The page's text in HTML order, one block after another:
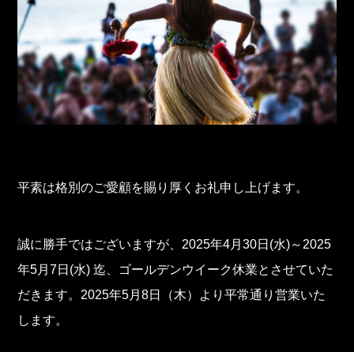
平素は格別のご愛顧を賜り厚くお礼申し上げます。
誠に勝手ではございますが、2025年4月30日(水)～2025
年5月7日(水) 迄、ゴールデンウイーク休業とさせていた
だきます。2025年5月8日（木）より平常通り営業いた
します。